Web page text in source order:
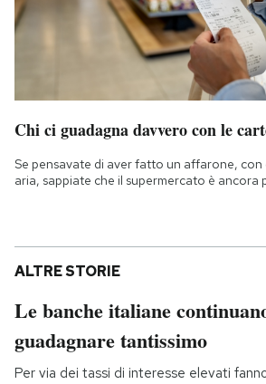
Chi ci guadagna davvero con le
Se pensavate di aver fatto un affarone,
aria, sappiate che il supermercato è ancora
ALTRE STORIE
Le banche italiane
guadagnare tantissimo
Per via dei tassi di interesse elevati